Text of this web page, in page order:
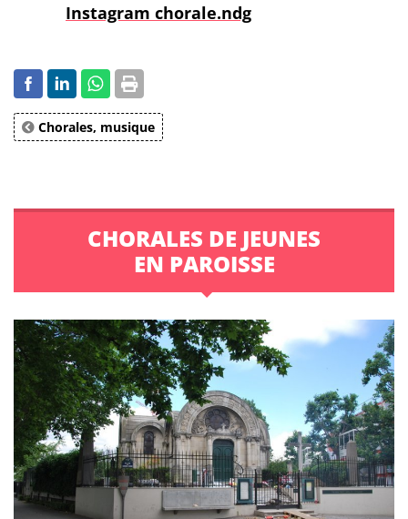
Instagram chorale.ndg
Chorales, musique
CHORALES DE JEUNES
EN PAROISSE